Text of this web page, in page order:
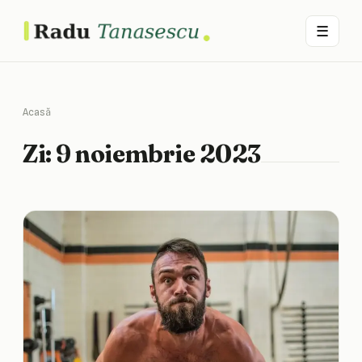
☰
Acasă
Zi:9 noiembrie 2023